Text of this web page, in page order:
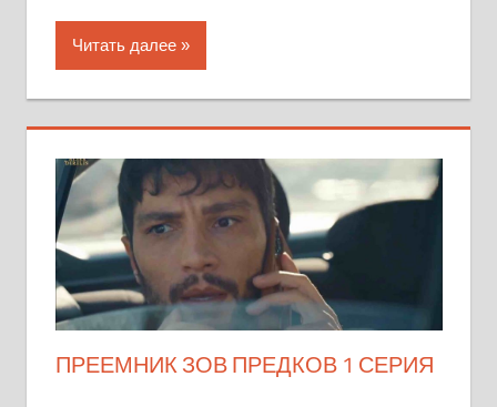
Читать далее
ПРЕЕМНИК ЗОВ ПРЕДКОВ 1 СЕРИЯ